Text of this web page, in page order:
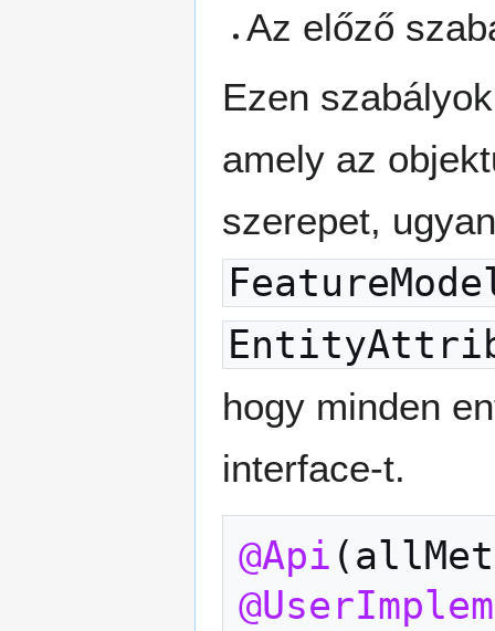
Az előző
Ezen
amely az
szerepet,
hogy minden
interface-t.
@Api (